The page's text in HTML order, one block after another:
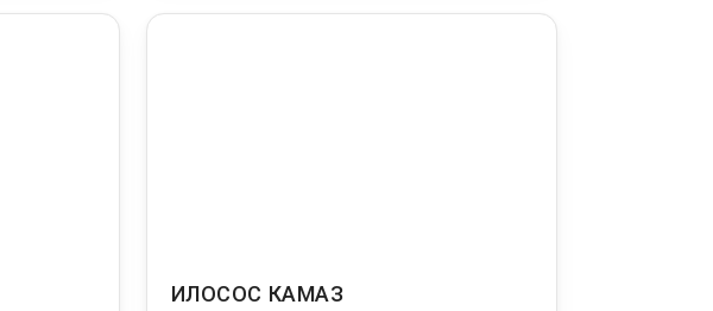
ИЛОСОС КАМАЗ